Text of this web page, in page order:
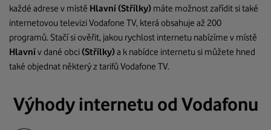
každé adrese v místě Hlavní(Střílky) máte možnost zařídit si také
internetovou televizi Vodafone TV, která obsahuje až 200
programů. Stačí si ověřit, jakou rychlost internetu nabízíme v místě
Hlavnív dané obci(Střílky)a k nabídce internetu si můžete hned
také objednat některý z tarifů Vodafone TV.
Výhody internetu od Vodafonu